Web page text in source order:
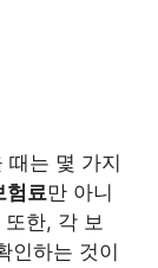
때는 몇 가지
험료만 아니
한, 각 보
인하는 것이